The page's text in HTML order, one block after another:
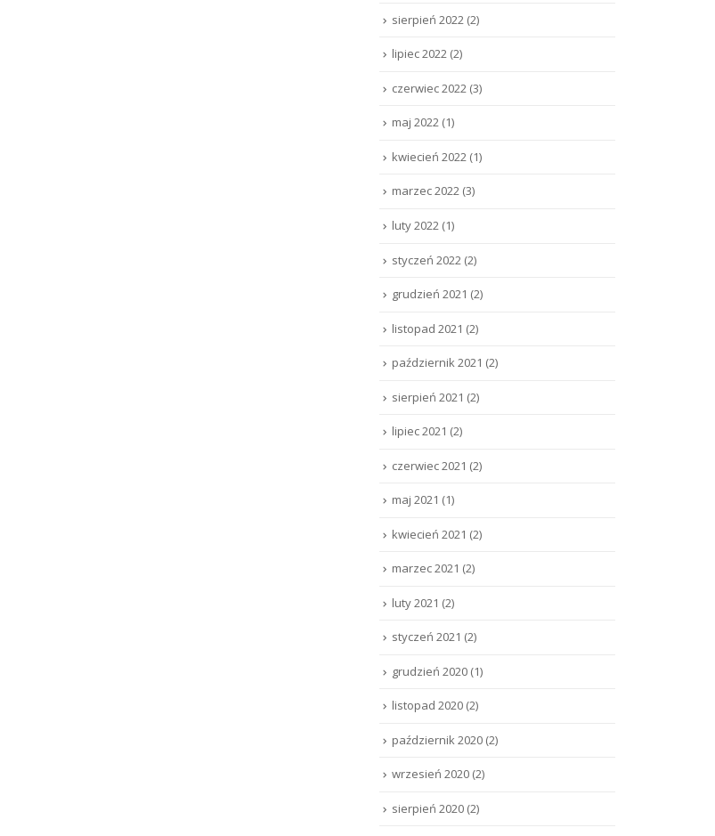
sierpień 2022 (2)
lipiec 2022 (2)
czerwiec 2022 (3)
maj 2022 (1)
kwiecień 2022 (1)
marzec 2022 (3)
luty 2022 (1)
styczeń 2022 (2)
grudzień 2021 (2)
listopad 2021 (2)
październik 2021 (2)
sierpień 2021 (2)
lipiec 2021 (2)
czerwiec 2021 (2)
maj 2021 (1)
kwiecień 2021 (2)
marzec 2021 (2)
luty 2021 (2)
styczeń 2021 (2)
grudzień 2020 (1)
listopad 2020 (2)
październik 2020 (2)
wrzesień 2020 (2)
sierpień 2020 (2)